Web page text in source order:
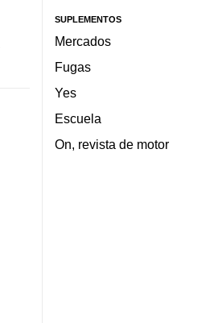
SUPLEMENTOS
Mercados
Fugas
Yes
Escuela
On, revista de motor